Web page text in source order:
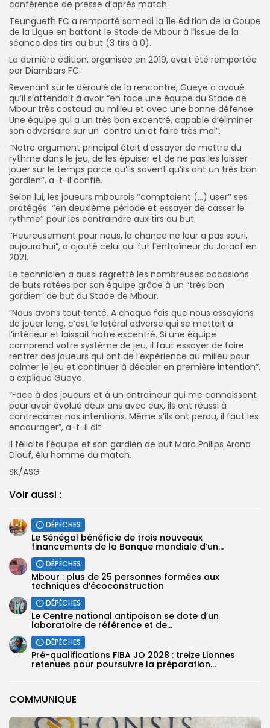
COMMUNIQUE
conférence de presse d’après match.
Teungueth FC a remporté samedi la 11e édition de la Coupe
de la Ligue en battant le Stade de Mbour à l’issue de la
séance des tirs au but (3 tirs à 0).
La dernière édition, organisée en 2019, avait été remportée
par Diambars FC.
Revenant sur le déroulé de la rencontre, Gueye a avoué
qu’il s’attendait à avoir “en face une équipe du Stade de
Mbour très costaud au milieu et avec une bonne défense.
Une équipe qui a un très bon excentré, capable d’éliminer
son adversaire sur un contre un et faire très mal”.
“Notre argument principal était d’essayer de mettre du
rythme dans le jeu, de les épuiser et de ne pas les laisser
jouer sur le temps parce qu’ils savent qu’ils ont un très bon
gardien’’, a-t-il confié.
Selon lui, les joueurs mbourois ‘’comptaient (…) user’’ ses
protégés ‘’en deuxième période et essayer de casser le
rythme’’ pour les contraindre aux tirs au but.
‘’Heureusement pour nous, la chance ne leur a pas souri,
aujourd’hui”, a ajouté celui qui fut l’entraîneur du Jaraaf en
2021.
Le technicien a aussi regretté les nombreuses occasions
de buts ratées par son équipe grâce à un “très bon
gardien” de but du Stade de Mbour.
“Nous avons tout tenté. A chaque fois que nous essayions
de jouer long, c’est le latéral adverse qui se mettait à
l’intérieur et laissait notre excentré. Si une équipe
comprend votre système de jeu, il faut essayer de faire
rentrer des joueurs qui ont de l’expérience au milieu pour
calmer le jeu et continuer à décaler en première intention”,
a expliqué Gueye.
“Face à des joueurs et à un entraîneur qui me connaissent
pour avoir évolué deux ans avec eux, ils ont réussi à
contrecarrer nos intentions. Même s’ils ont perdu, il faut les
encourager”, a-t-il dit.
Il félicite l’équipe et son gardien de but Marc Philips Arona
Diouf, élu homme du match.
SK/ASG
Voir aussi :
DÉPÊCHES
Le Sénégal bénéficie de trois nouveaux
financements de la Banque mondiale d’un...
DÉPÊCHES
Mbour : plus de 25 personnes formées aux
techniques d’écoconstruction
DÉPÊCHES
Le Centre national antipoison se dote d’un
laboratoire de référence et de...
DÉPÊCHES
Pré-qualifications FIBA JO 2028 : treize Lionnes
retenues pour poursuivre la préparation...